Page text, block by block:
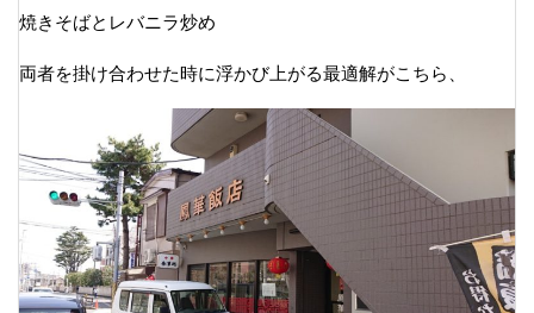
焼きそばとレバニラ炒め
両者を掛け合わせた時に浮かび上がる最適解がこちら、